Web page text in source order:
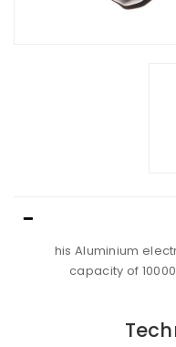
his Aluminium
capacity of